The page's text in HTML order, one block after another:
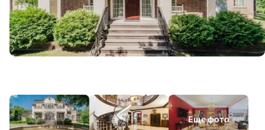
Еще фото